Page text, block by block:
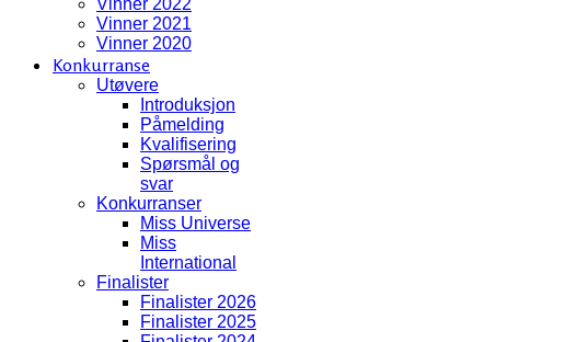
Vinner 2021
Vinner 2020
Konkurranse
Utøvere
Introduksjon
Påmelding
Kvalifisering
Spørsmål og
svar
Konkurranser
Miss Universe
Miss
International
Finalister
Finalister 2026
Finalister 2025